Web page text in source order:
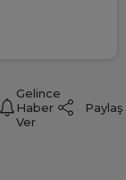
Gelince
Haber
Ver
Paylaş